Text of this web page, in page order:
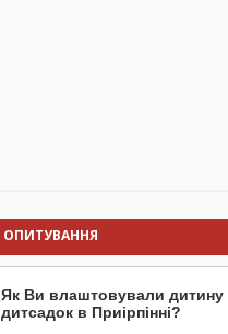
ОПИТУВАННЯ
Як Ви влаштовували дитину
дитсадок в Приірпінні?